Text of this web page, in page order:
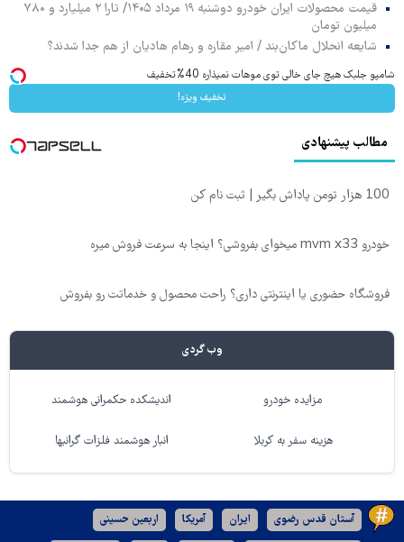
قیمت محصولات ایران خودرو دوشنبه ۱۹ مرداد ۱۴۰۵/ تارا ۲ میلیارد و ۷۸۰
میلیون تومان
شایعه انحلال ماکان‌بند / امیر مقاره و رهام هادیان از هم جدا شدند؟
شامپو جلبک هیچ جای خالی توی موهات نمیذاره 40%تخفیف
تخفیف ویژه!
مطالب پیشنهادی
100 هزار تومن پاداش بگیر | ثبت نام کن
خودرو mvm x33 میخوای بفروشی؟ اینجا به سرعت فروش میره
فروشگاه حضوری یا اینترنتی داری؟ راحت محصول و خدماتت رو بفروش
وب گردی
مزایده خودرو اندیشکده حکمرانی هوشمند
هزینه سفر به کربلا انبار هوشمند فلزات گرانبها
آستان قدس رضوی ایران آمریکا اربعین حسینی